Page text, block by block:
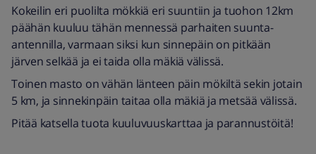
Kokeilin eri puolilta mökkiä eri suuntiin ja tuohon 12km
päähän kuuluu tähän mennessä parhaiten suunta-
antennilla, varmaan siksi kun sinnepäin on pitkään
järven selkää ja ei taida olla mäkiä välissä.
Toinen masto on vähän länteen päin mökiltä sekin jotain
5 km, ja sinnekinpäin taitaa olla mäkiä ja metsää välissä.
Pitää katsella tuota kuuluvuuskarttaa ja parannustöitä!